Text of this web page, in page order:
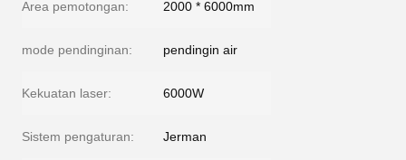
Area pemotongan: 2000 * 6000mm
mode pendinginan: pendingin air
Kekuatan laser: 6000W
Sistem pengaturan: Jerman